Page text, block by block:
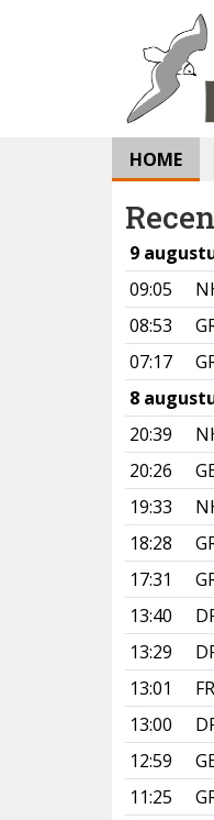
HOME
9
09:05
08:53
07:17
8
20:39
20:26
19:33
18:28
17:31
13:40
13:29
13:01
FR
13:00
12:59
11:25